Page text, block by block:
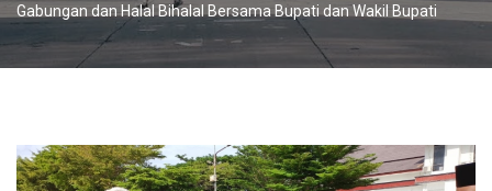
Gabungan dan Halal Bihalal Bersama Bupati dan Wakil Bupati